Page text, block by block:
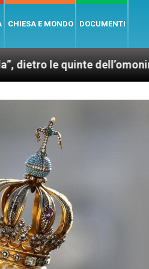
CHIESA E MONDO DOCUMENTI
dell’omonimo film di